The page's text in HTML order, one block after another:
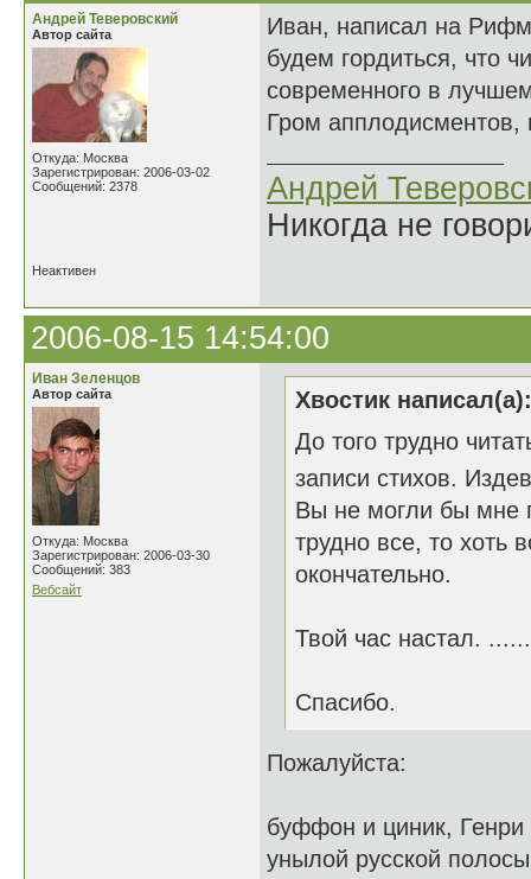
Андрей Теверовский
Автор сайта
Откуда: Москва
Зарегистрирован: 2006-03-02
Сообщений: 2378
Иван, написал на
будем гордиться, что
современного в
Гром
Андрей
Никогда не
Неактивен
2006-08-15 14:54:00
Иван Зеленцов
Автор сайта
Откуда: Москва
Зарегистрирован: 2006-03-30
Сообщений: 383
Вебсайт
Хвостик написал(а):
До того трудно
записи стихов.
Вы не могли бы мне
трудно все, то хоть
окончательно.
Твой час настал.
Спасибо.
Пожалуйста:
буффон и циник,
унылой русской